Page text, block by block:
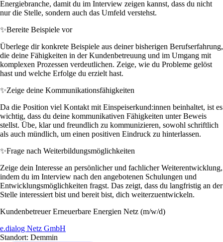
Energiebranche, damit du im Interview zeigen kannst, dass du nicht
nur die Stelle, sondern auch das Umfeld verstehst.
✨Bereite Beispiele vor
Überlege dir konkrete Beispiele aus deiner bisherigen Berufserfahrung,
die deine Fähigkeiten in der Kundenbetreuung und im Umgang mit
komplexen Prozessen verdeutlichen. Zeige, wie du Probleme gelöst
hast und welche Erfolge du erzielt hast.
✨Zeige deine Kommunikationsfähigkeiten
Da die Position viel Kontakt mit Einspeiserkund:innen beinhaltet, ist es
wichtig, dass du deine kommunikativen Fähigkeiten unter Beweis
stellst. Übe, klar und freundlich zu kommunizieren, sowohl schriftlich
als auch mündlich, um einen positiven Eindruck zu hinterlassen.
✨Frage nach Weiterbildungsmöglichkeiten
Zeige dein Interesse an persönlicher und fachlicher Weiterentwicklung,
indem du im Interview nach den angebotenen Schulungen und
Entwicklungsmöglichkeiten fragst. Das zeigt, dass du langfristig an der
Stelle interessiert bist und bereit bist, dich weiterzuentwickeln.
Kundenbetreuer Erneuerbare Energien Netz (m/w/d)
e.dialog Netz GmbH
Standort: Demmin